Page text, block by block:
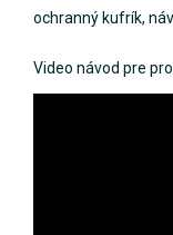
ochranný kufrík,
Video návod pre